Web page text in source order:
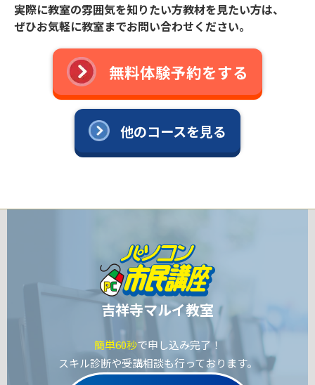
実際に教室の雰囲気を知りたい方教材を見たい方は、
ぜひお気軽に教室までお問い合わせください。
無料体験予約をする
他のコースを見る
吉祥寺マルイ教室
簡単60秒で申し込み完了！
スキル診断や受講相談も行っております。